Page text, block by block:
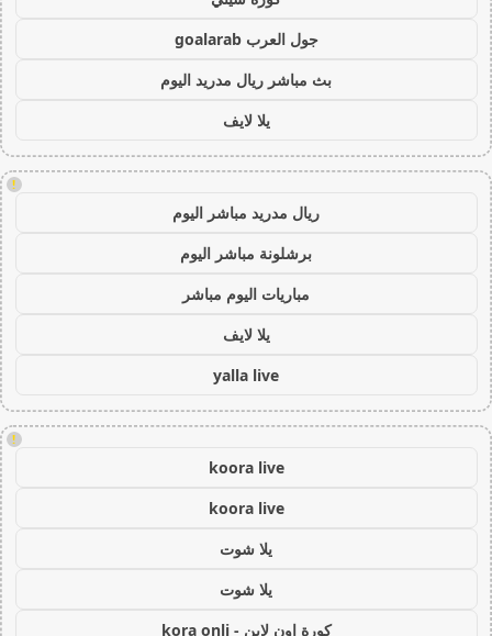
جول العرب goalarab
بث مباشر ريال مدريد اليوم
يلا لايف
!
ريال مدريد مباشر اليوم
برشلونة مباشر اليوم
مباريات اليوم مباشر
يلا لايف
yalla live
!
koora live
koora live
يلا شوت
يلا شوت
كورة اون لاين - kora onli